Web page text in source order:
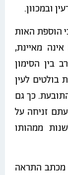
ובמכוון.
הוספת האות
מאיינת,
בין הסימון
בולטים לעין
כך גם
זניחה על
ממהותו
מכתב התראה